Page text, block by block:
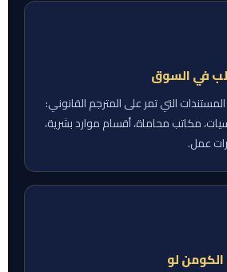
في السوق
التي تمر على المترجم القانوني:
مكاتب محاماة، أقسام موارد بشرية،
عمل.
لو